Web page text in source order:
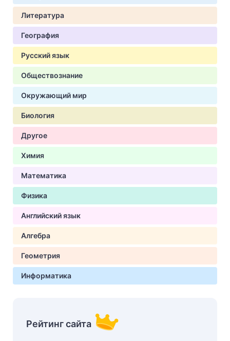
Литература
География
Русский язык
Обществознание
Окружающий мир
Биология
Другое
Химия
Математика
Физика
Английский язык
Алгебра
Геометрия
Информатика
Рейтинг сайта